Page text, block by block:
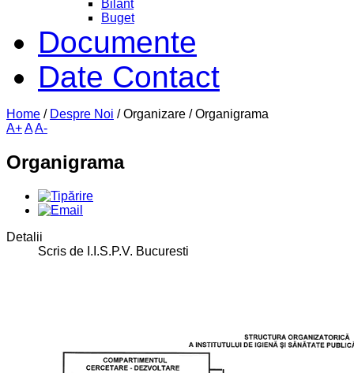
Bilant
Buget
Documente
Date Contact
Home / Despre Noi /Organizare /Organigrama
A+AA-
Organigrama
Detalii
Scris de I.I.S.P.V. Bucuresti